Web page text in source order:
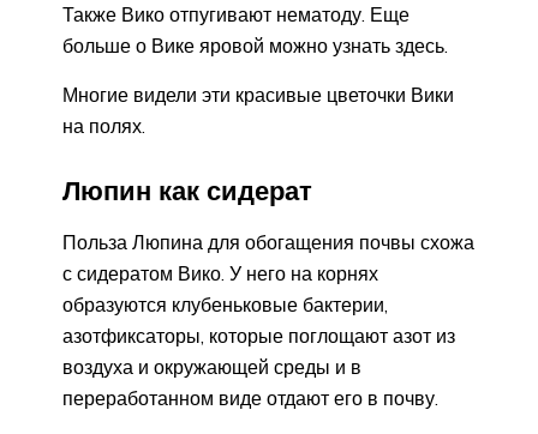
Также Вико отпугивают нематоду. Еще
больше о Вике яровой можно узнать здесь.
Многие видели эти красивые цветочки Вики
на полях.
Люпин как сидерат
Польза Люпина для обогащения почвы схожа
с сидератом Вико. У него на корнях
образуются клубеньковые бактерии,
азотфиксаторы, которые поглощают азот из
воздуха и окружающей среды и в
переработанном виде отдают его в почву.